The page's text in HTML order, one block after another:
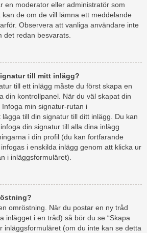
en moderator eller administratör som
de om de vill lämna ett meddelande
Observera att vanliga användare inte
det redan besvarats.
till mitt inlägg?
till ett inlägg måste du först skapa en
din kontrollpanel. När du väl skapat din
min signatur-rutan i
till din signatur till ditt inlägg. Du kan
din signatur till alla dina inlägg
i din profil (du kan fortfarande
i enskilda inlägg genom att klicka ur
i inläggsformuläret).
omröstning. När du postar en ny tråd
inlägget i en tråd) så bör du se “Skapa
inläggsformuläret (om du inte kan se detta